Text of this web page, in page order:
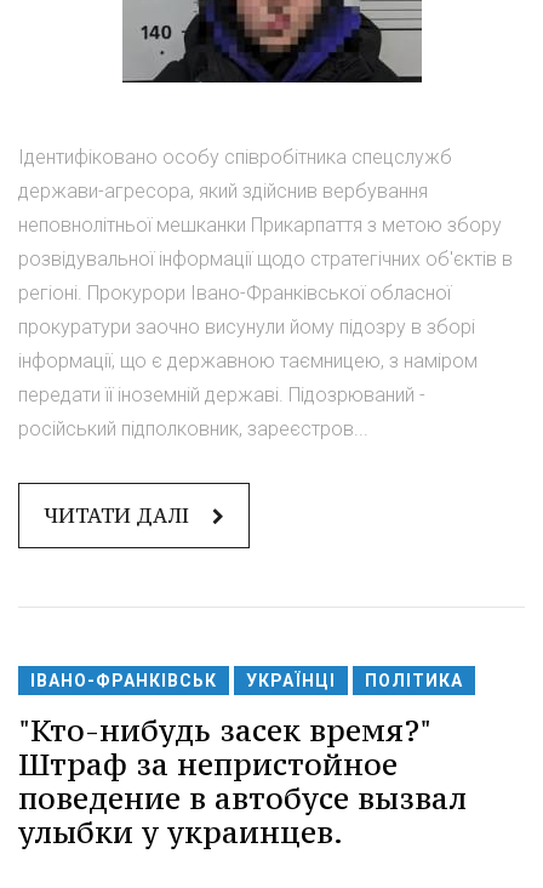
Ідентифіковано особу співробітника спецслужб
держави-агресора, який здійснив вербування
неповнолітньої мешканки Прикарпаття з метою збору
розвідувальної інформації щодо стратегічних об'єктів в
регіоні. Прокурори Івано-Франківської обласної
прокуратури заочно висунули йому підозру в зборі
інформації, що є державною таємницею, з наміром
передати її іноземній державі. Підозрюваний -
російський підполковник, зареєстров...
ЧИТАТИ ДАЛІ
ІВАНО-ФРАНКІВСЬК УКРАЇНЦІ ПОЛІТИКА
"Кто-нибудь засек время?"
Штраф за непристойное
поведение в автобусе вызвал
улыбки у украинцев.